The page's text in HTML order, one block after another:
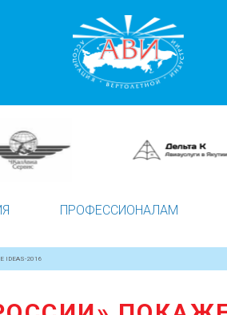
ПРОФЕССИОНАЛАМ
2016